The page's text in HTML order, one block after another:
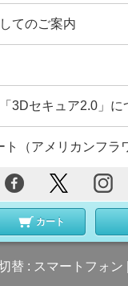
てのご案内
3Dセキュア2.0」に
ト（アメリカンフラ
カート
替 : スマートフォン